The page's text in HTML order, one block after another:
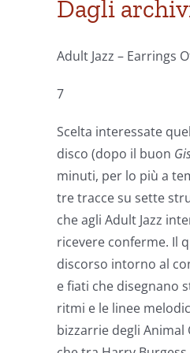
Dagli
Adult Jazz – Earrings
7
Scelta interessate
disco (dopo il buon
minuti, per lo più a
tre tracce su sette
che agli Adult Jazz
ricevere conferme. Il
discorso intorno al
e fiati che disegnano
ritmi e le linee
bizzarrie degli Animal